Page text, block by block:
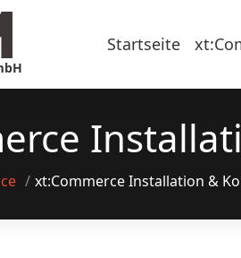
Startseite
/ xt:Commerce Installation &